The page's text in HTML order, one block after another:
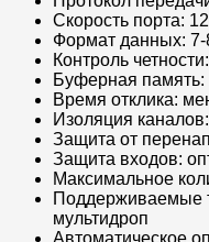
Скорость порта:
Формат данных: 7-
Контроль
Буферная память:
Время отклика:
Изоляция
Защита от
Защита входов:
Максимальное
Поддерживаемые
мультидроп